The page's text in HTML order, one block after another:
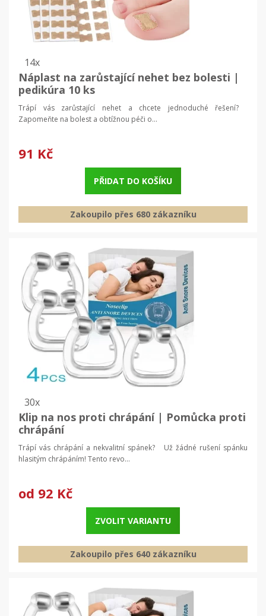
14x
Náplast na zarůstající nehet bez bolesti |
pedikúra 10 ks
Trápí vás zarůstající nehet a chcete jednoduché řešení?
Zapomeňte na bolest a obtížnou péči o...
91 Kč
PŘIDAT DO KOŠÍKU
Zakoupilo přes 680 zákazníku
30x
Klip na nos proti chrápání | Pomůcka proti
chrápání
Trápí vás chrápání a nekvalitní spánek? Už žádné rušení spánku
hlasitým chrápáním! Tento revo...
od 92 Kč
ZVOLIT VARIANTU
Zakoupilo přes 640 zákazníku